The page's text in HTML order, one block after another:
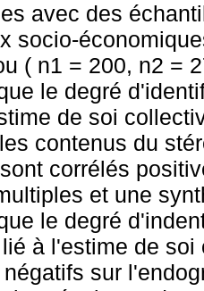
avec des
socio-
( n1 = 200, n2 =
le degré
de soi
contenus du
corrélés
et une
le degré
à l'estime de
sur